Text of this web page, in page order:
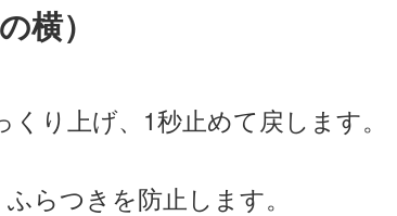
横）
り上げ、1秒止めて戻します。
らつきを防止します。